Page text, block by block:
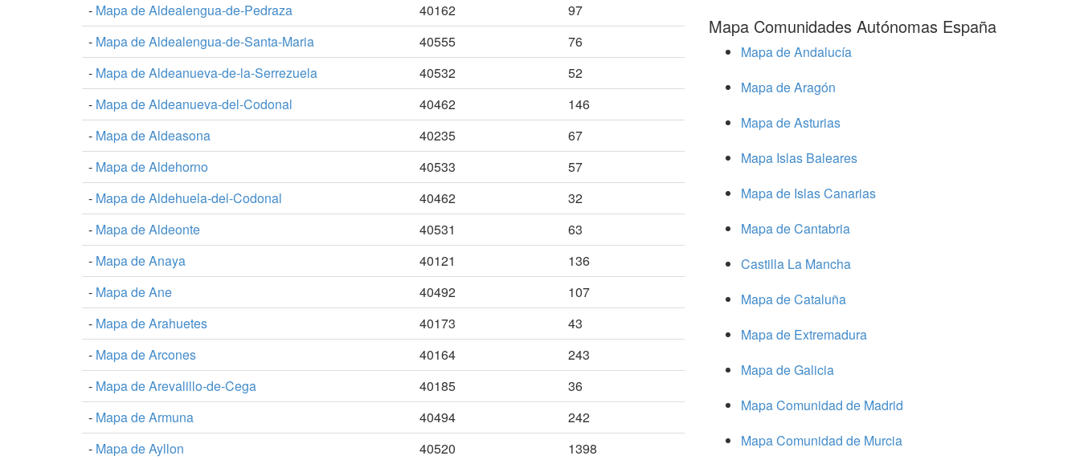
- Mapa de Aldealengua-de-Pedraza 40162
97
- Mapa de Aldealengua-de-Santa-Maria 40555
76
- Mapa de Aldeanueva-de-la-Serrezuela 40532
52
- Mapa de Aldeanueva-del-Codonal 40462
146
- Mapa de Aldeasona 40235
67
- Mapa de Aldehorno 40533
57
- Mapa de Aldehuela-del-Codonal 40462
32
- Mapa de Aldeonte 40531
63
- Mapa de Anaya 40121
136
- Mapa de Ane 40492
107
- Mapa de Arahuetes 40173
43
- Mapa de Arcones 40164
243
- Mapa de Arevalillo-de-Cega 40185
36
- Mapa de Armuna 40494
242
- Mapa de Ayllon 40520
1398
Mapa Comunidades Autónomas España
Mapa de Andalucía
Mapa de Aragón
Mapa de Asturias
Mapa Islas Baleares
Mapa de Islas Canarias
Mapa de Cantabria
Castilla La Mancha
Mapa de Cataluña
Mapa de Extremadura
Mapa de Galicia
Mapa Comunidad de Madrid
Mapa Comunidad de Murcia